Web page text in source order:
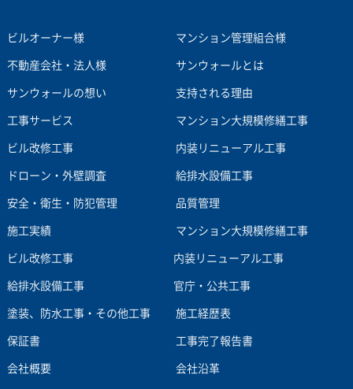
ビルオーナー様 マンション管理組合様
不動産会社・法人様 サンウォールとは
サンウォールの想い 支持される理由
工事サービス マンション大規模修繕工事
ビル改修工事 内装リニューアル工事
ドローン・外壁調査 給排水設備工事
安全・衛生・防犯管理 品質管理
施工実績 マンション大規模修繕工事
ビル改修工事 内装リニューアル工事
給排水設備工事 官庁・公共工事
塗装、防水工事・その他工事 施工経歴表
保証書 工事完了報告書
会社概要 会社沿革